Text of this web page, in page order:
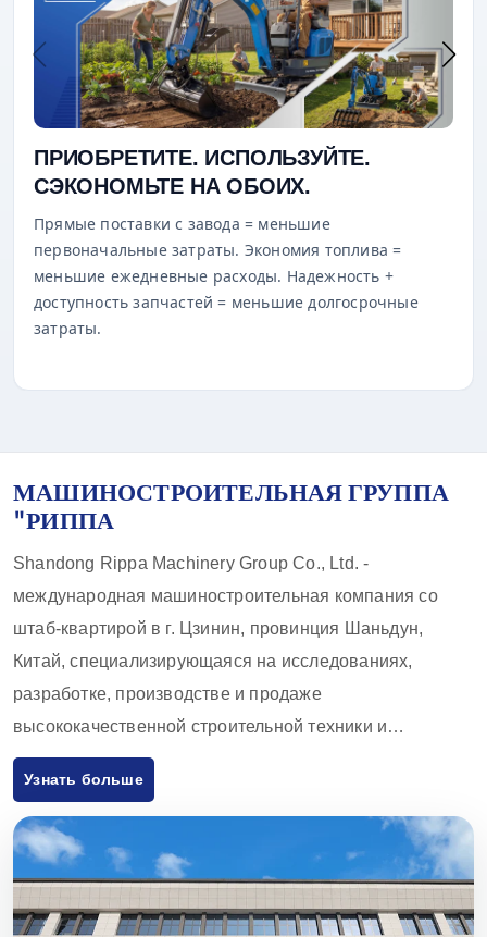
ПРИОБРЕТИТЕ. ИСПОЛЬЗУЙТЕ.
СЭКОНОМЬТЕ НА ОБОИХ.
Прямые поставки с завода = меньшие
первоначальные затраты. Экономия топлива =
меньшие ежедневные расходы. Надежность +
доступность запчастей = меньшие долгосрочные
затраты.
МАШИНОСТРОИТЕЛЬНАЯ ГРУППА
"РИППА
Shandong Rippa Machinery Group Co., Ltd. -
международная машиностроительная компания со
штаб-квартирой в г. Цзинин, провинция Шаньдун,
Китай, специализирующаяся на исследованиях,
разработке, производстве и продаже
высококачественной строительной техники и
оборудования. Продукция компании включает в себя
погрузчики с бортовым поворотом и аксессуары к ним,
которые широко используются в сельском хозяйстве,
строительстве, горнодобывающей промышленности и
других отраслях. Благодаря инновационным
Узнать больше